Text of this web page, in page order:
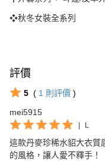
❖秋冬女裝全系列
評價
5 ( 1 則評價 )
mei5915
L
這款丹麥珍稀水貂大衣質
的風格，讓人愛不釋手！